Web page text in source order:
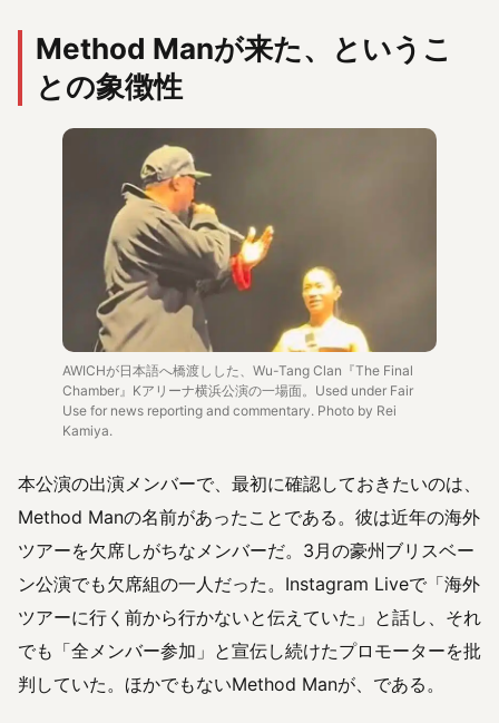
Method Manが来た、というこ
との象徴性
AWICHが日本語へ橋渡しした、Wu-Tang Clan『The Final
Chamber』Kアリーナ横浜公演の一場面。Used under Fair
Use for news reporting and commentary. Photo by Rei
Kamiya.
本公演の出演メンバーで、最初に確認しておきたいのは、
Method Manの名前があったことである。彼は近年の海外
ツアーを欠席しがちなメンバーだ。3月の豪州ブリスベー
ン公演でも欠席組の一人だった。Instagram Liveで「海外
ツアーに行く前から行かないと伝えていた」と話し、それ
でも「全メンバー参加」と宣伝し続けたプロモーターを批
判していた。ほかでもないMethod Manが、である。